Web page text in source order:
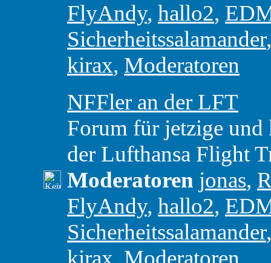
FlyAndy, hallo2,
Sicherheitssalamander
kirax, Moderatoren
NFFler an der LFT
Forum für jetzige
der Lufthansa Flight
Moderatoren jonas,
FlyAndy, hallo2,
Sicherheitssalamander
kirax, Moderatoren